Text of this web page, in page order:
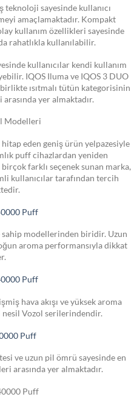
teknoloji sayesinde kullanıcı
amaçlamaktadır. Kompakt
kullanım özellikleri sayesinde
rahatlıkla kullanılabilir.
kullanıcılar kendi kullanım
IQOS Iluma ve IQOS 3 DUO
ısıtmalı tütün kategorisinin
yer almaktadır.
Modelleri
hitap eden geniş ürün yelpazesiyle
puff cihazlardan yeniden
farklı seçenek sunan marka,
kullanıcılar tarafından tercih
Puff
sahip modellerinden biridir. Uzun
aroma performansıyla dikkat
Puff
hava akışı ve yüksek aroma
nesil Vozol serilerindendir.
Puff
ve uzun pil ömrü sayesinde en
arasında yer almaktadır.
Puff